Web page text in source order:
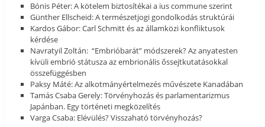
Bónis Péter: A kötelem biztosítékai a ius commune szerint
Günther Ellscheid: A természetjogi gondolkodás struktúrái
Kardos Gábor: Carl Schmitt és az államközi konfliktusok
kérdése
Navratyil Zoltán: “Embrióbarát” módszerek? Az anyatesten
kívüli embrió státusza az embrionális őssejtkutatásokkal
összefüggésben
Paksy Máté: Az alkotmányértelmezés művészete Kanadában
Tamás Csaba Gerely: Törvényhozás és parlamentarizmus
Japánban. Egy történeti megközelítés
Varga Csaba: Elévülés? Visszaható törvényhozás?